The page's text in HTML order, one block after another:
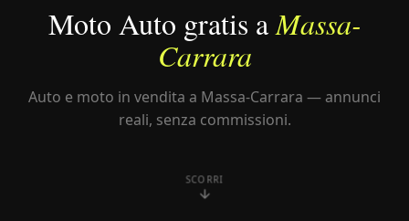
Moto Auto gratis aMassa-
Carrara
Auto e moto in vendita a Massa-Carrara — annunci
reali, senza commissioni.
SCORRI